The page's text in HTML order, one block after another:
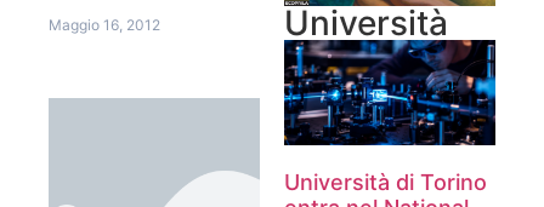
Maggio 16, 2012 Università
Università di Torino